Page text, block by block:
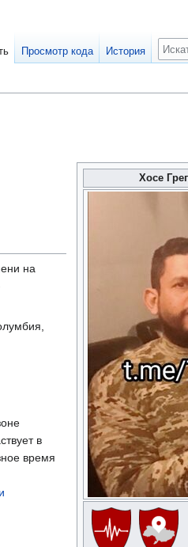
Хосе
на
в
время
Просмотр кода История